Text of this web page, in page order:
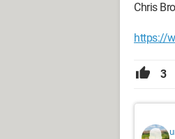
Chris
https://
3